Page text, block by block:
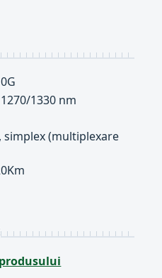
1330 nm
simplex (multiplexare